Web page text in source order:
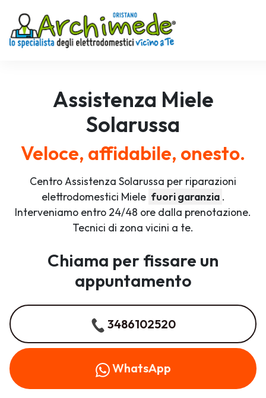
Assistenza Miele
Solarussa
Veloce, affidabile, onesto.
Centro Assistenza Solarussa per riparazioni
elettrodomestici Miele fuori garanzia .
Interveniamo entro 24/48 ore dalla prenotazione.
Tecnici di zona vicini a te.
Chiama per fissare un
appuntamento
3486102520
WhatsApp